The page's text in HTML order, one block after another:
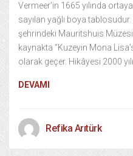
Vermeer’in 1665 yılında
sayılan yağlı boya
şehrindeki Mauritshuis
kaynakta “Kuzeyin Mona
olarak geçer. Hikâyesi 2000
DEVAMI
Refika Arıtürk